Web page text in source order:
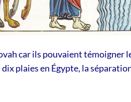
car ils pouvaient témoigner
plaies en Égypte, la